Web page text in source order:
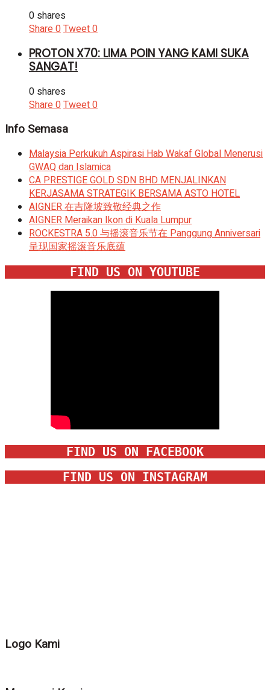
0 shares
Share0Tweet0
PROTON X70: LIMA POIN YANG KAMI SUKA
SANGAT!
0 shares
Share0Tweet0
Info Semasa
Malaysia Perkukuh Aspirasi Hab Wakaf Global Menerusi
GWAQ dan Islamica
CA PRESTIGE GOLD SDN BHD MENJALINKAN
KERJASAMA STRATEGIK BERSAMA ASTO HOTEL
AIGNER 在吉隆坡致敬经典之作
AIGNER Meraikan Ikon di Kuala Lumpur
ROCKESTRA 5.0 与摇滚音乐节在 Panggung Anniversari
呈现国家摇滚音乐底蕴
FIND US ON YOUTUBE
FIND US ON FACEBOOK
FIND US ON INSTAGRAM
Logo Kami